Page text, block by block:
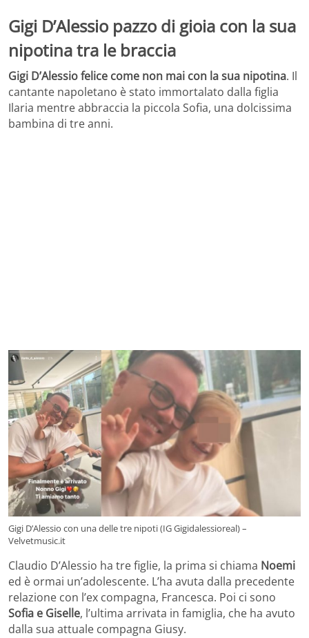
Gigi D’Alessio pazzo di gioia con la sua
nipotina tra le braccia
Gigi D’Alessio felice come non mai con la sua nipotina. Il
cantante napoletano è stato immortalato dalla figlia
Ilaria mentre abbraccia la piccola Sofia, una dolcissima
bambina di tre anni.
Gigi D’Alessio con una delle tre nipoti (IG Gigidalessioreal) –
Velvetmusic.it
Claudio D’Alessio ha tre figlie, la prima si chiama Noemi
ed è ormai un’adolescente. L’ha avuta dalla precedente
relazione con l’ex compagna, Francesca. Poi ci sono
Sofia e Giselle, l’ultima arrivata in famiglia, che ha avuto
dalla sua attuale compagna Giusy.